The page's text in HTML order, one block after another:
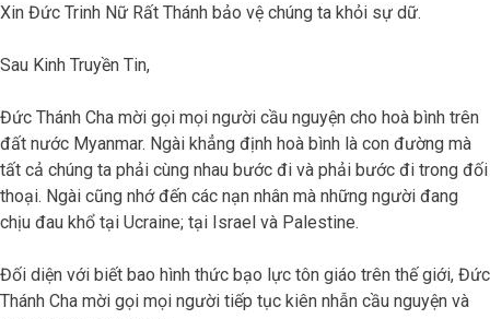
Xin Đức Trinh Nữ Rất Thánh bảo vệ chúng ta khỏi sự dữ.
Sau Kinh Truyền Tin,
Đức Thánh Cha mời gọi mọi người cầu nguyện cho hoà bình trên
đất nước Myanmar. Ngài khẳng định hoà bình là con đường mà
tất cả chúng ta phải cùng nhau bước đi và phải bước đi trong đối
thoại. Ngài cũng nhớ đến các nạn nhân mà những người đang
chịu đau khổ tại Ucraine; tại Israel và Palestine.
Đối diện với biết bao hình thức bạo lực tôn giáo trên thế giới, Đức
Thánh Cha mời gọi mọi người tiếp tục kiên nhẫn cầu nguyện và